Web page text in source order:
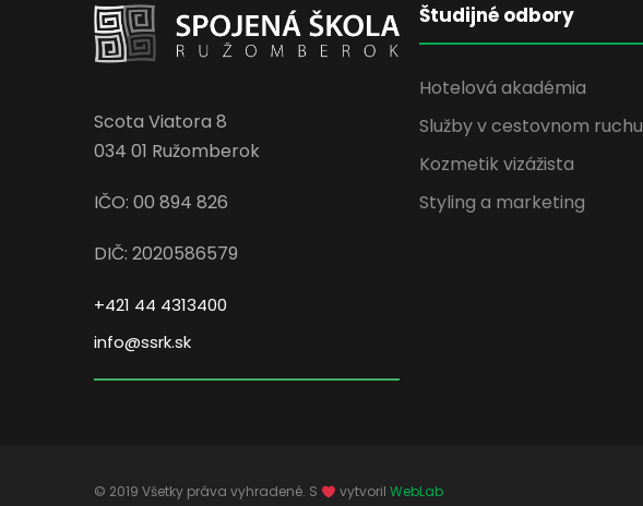
Scota Viatora 8
034 01 Ružomberok
IČO: 00 894 826
DIČ: 2020586579
+421 44 4313400
info@ssrk.sk
Študijné odbory
Hotelová akadémia
Služby v cestovnom ruchu
Kozmetik vizážista
Styling a marketing
© 2019 Všetky práva vyhradené. S vytvoril WebLab